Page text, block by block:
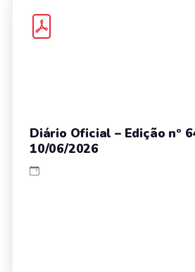
Diário Oficial – Edição nº
10/06/2026